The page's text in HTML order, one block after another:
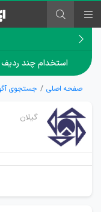
استخدام چند
صفحه اصلی جستجوی
گیلان